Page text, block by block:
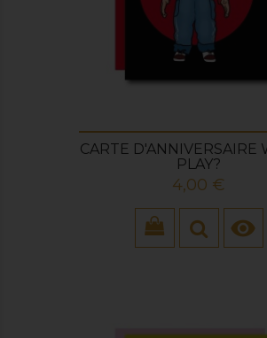
CARTE D'ANNIVERSAIRE
PLAY?
Prix
4,00 €
